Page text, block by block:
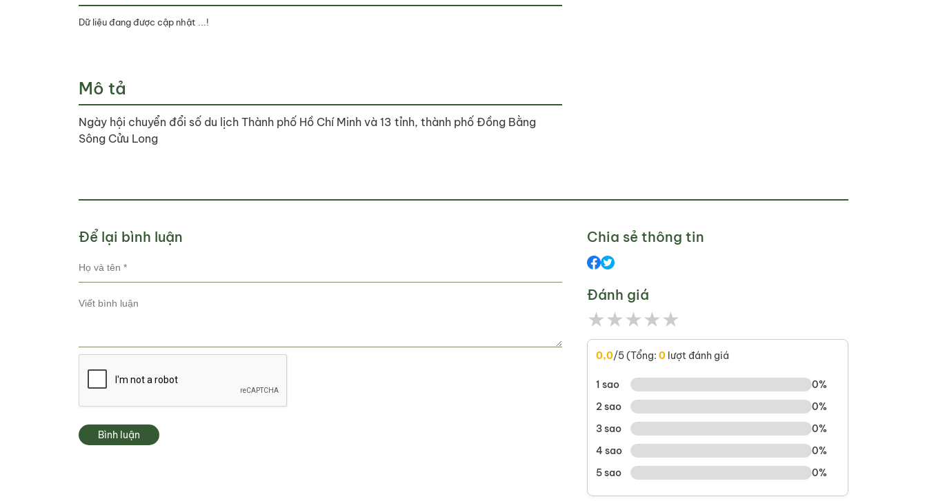
Dữ liệu đang được cập nhật ...!
Mô tả
Ngày hội chuyển đổi số du lịch Thành phố Hồ Chí Minh và 13 tỉnh, thành phố Đồng Bằng
Sông Cửu Long
Để lại bình luận
Bình luận
Chia sẻ thông tin
Đánh giá
★★★★★
0,0/5 (Tổng:0 lượt đánh giá
1 sao
0%
2 sao
0%
3 sao
0%
4 sao
0%
5 sao
0%